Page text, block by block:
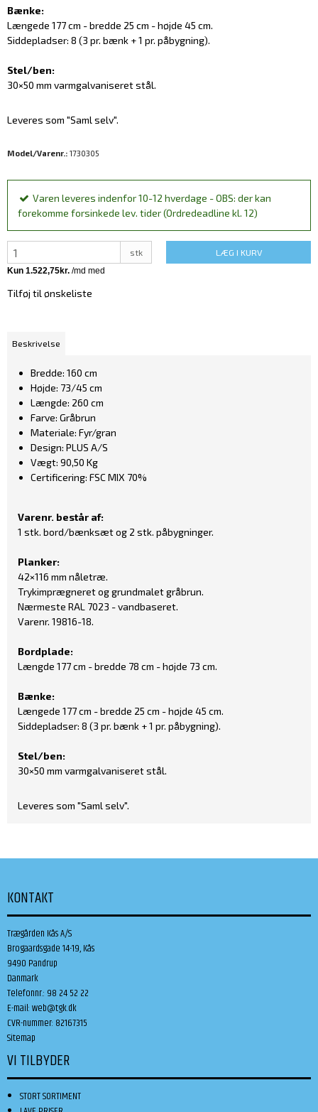
Bænke:
Længede 177 cm - bredde 25 cm - højde 45 cm.
Siddepladser: 8 (3 pr. bænk + 1 pr. påbygning).
Stel/ben:
30×50 mm varmgalvaniseret stål.
Leveres som "Saml selv".
Model/Varenr.: 1730305
Varen leveres indenfor 10-12 hverdage - OBS: der kan
forekomme forsinkede lev. tider (Ordredeadline kl. 12)
stk LÆG I KURV
Tilføj til ønskeliste
Beskrivelse
Bredde: 160 cm
Højde: 73/45 cm
Længde: 260 cm
Farve: Gråbrun
Materiale: Fyr/gran
Design: PLUS A/S
Vægt: 90,50 Kg
Certificering: FSC MIX 70%
Varenr. består af:
1 stk. bord/bænksæt og 2 stk. påbygninger.
Planker:
42×116 mm nåletræ.
Trykimprægneret og grundmalet gråbrun.
Nærmeste RAL 7023 - vandbaseret.
Varenr. 19816-18.
Bordplade:
Længde 177 cm - bredde 78 cm - højde 73 cm.
Bænke:
Længede 177 cm - bredde 25 cm - højde 45 cm.
Siddepladser: 8 (3 pr. bænk + 1 pr. påbygning).
Stel/ben:
30×50 mm varmgalvaniseret stål.
Leveres som "Saml selv".
KONTAKT
Trægården Kås A/S
Brogaardsgade 14-19, Kås
9490 Pandrup
Danmark
Telefonnr.: 98 24 52 22
E-mail:web@tgk.dk
CVR-nummer: 82167315
Sitemap
VI TILBYDER
STORT SORTIMENT